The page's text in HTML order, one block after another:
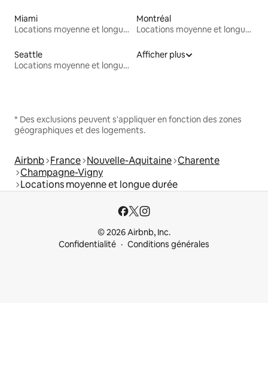
Miami
Locations moyenne et longue durée
Montréal
Locations moyenne et longue durée
Seattle
Locations moyenne et longue durée
Afficher plus
* Des exclusions peuvent s'appliquer en fonction des zones
géographiques et des logements.
Airbnb France Nouvelle-Aquitaine Charente
Champagne-Vigny
Locations moyenne et longue durée
© 2026 Airbnb, Inc.
Confidentialité
Conditions générales